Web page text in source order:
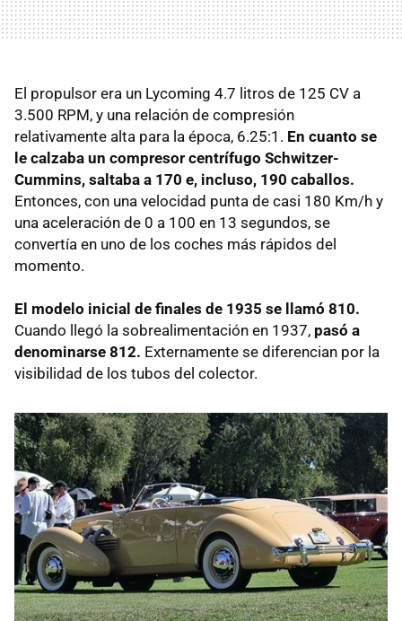
El propulsor era un Lycoming 4.7 litros de 125 CV a
3.500 RPM, y una relación de compresión
relativamente alta para la época, 6.25:1. En cuanto se
le calzaba un compresor centrífugo Schwitzer-
Cummins, saltaba a 170 e, incluso, 190 caballos.
Entonces, con una velocidad punta de casi 180 Km/h y
una aceleración de 0 a 100 en 13 segundos, se
convertía en uno de los coches más rápidos del
momento.
El modelo inicial de finales de 1935 se llamó 810.
Cuando llegó la sobrealimentación en 1937, pasó a
denominarse 812. Externamente se diferencian por la
visibilidad de los tubos del colector.